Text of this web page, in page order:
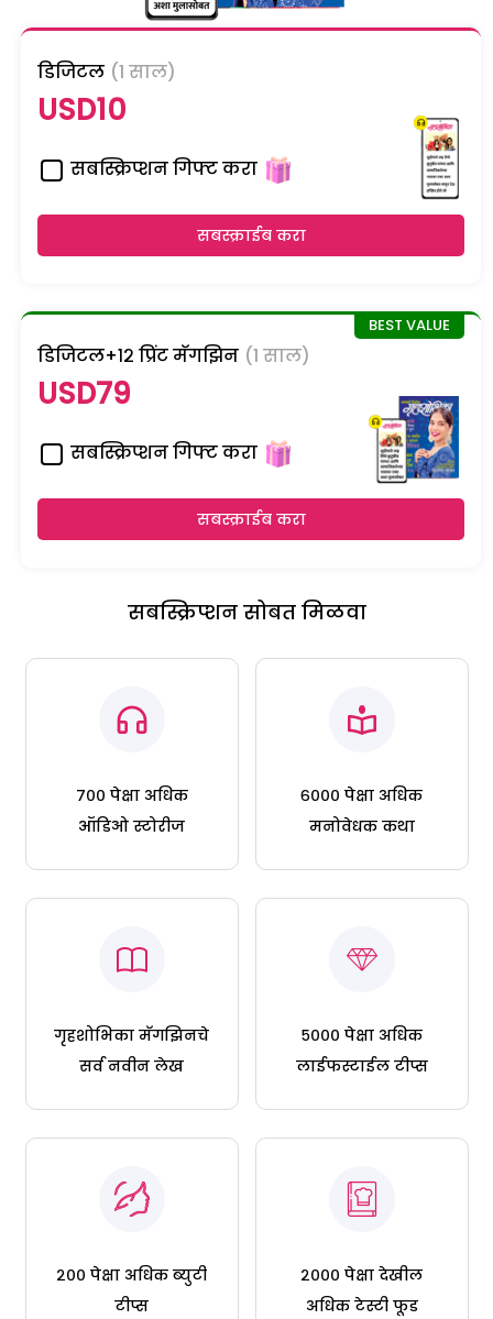
डिजिटल (1 साल)
USD10
सबस्क्रिप्शन गिफ्ट करा
सबस्क्राईब करा
डिजिटल+१२ प्रिंट मॅगझिन (1 साल)
USD79
सबस्क्रिप्शन गिफ्ट करा
सबस्क्राईब करा
सबस्क्रिप्शन सोबत मिळवा
७०० पेक्षा अधिक
ऑडिओ स्टोरीज
६००० पेक्षा अधिक
मनोवेधक कथा
गृहशोभिका मॅगझिनचे
सर्व नवीन लेख
५००० पेक्षा अधिक
लाईफस्टाईल टीप्स
२०० पेक्षा अधिक ब्युटी
टीप्स
२००० पेक्षा देखील
अधिक टेस्टी फूड